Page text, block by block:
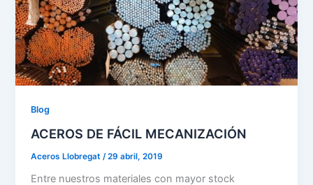
Blog
ACEROS DE FÁCIL MECANIZACIÓN
Aceros Llobregat /29 abril, 2019
Entre nuestros materiales con mayor stock